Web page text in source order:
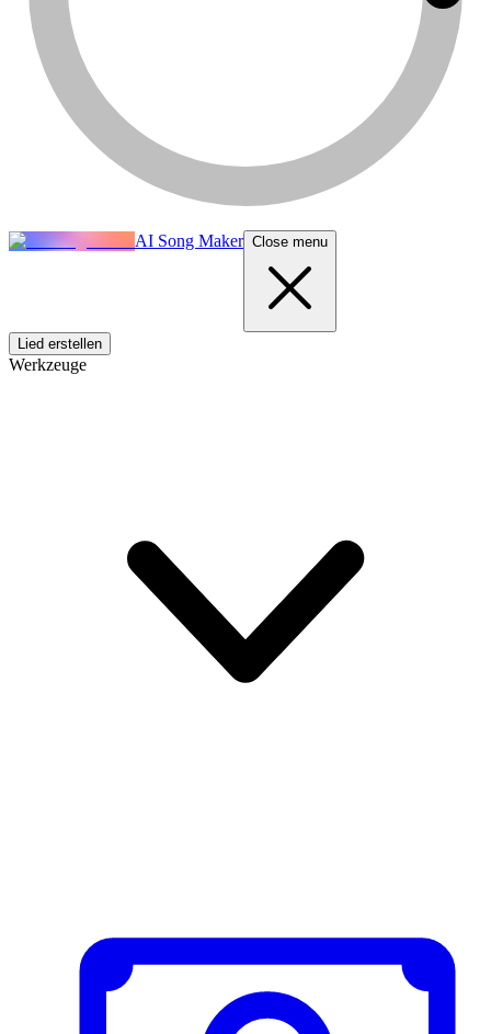
AI Song Maker Close menu
Lied erstellen
Werkzeuge